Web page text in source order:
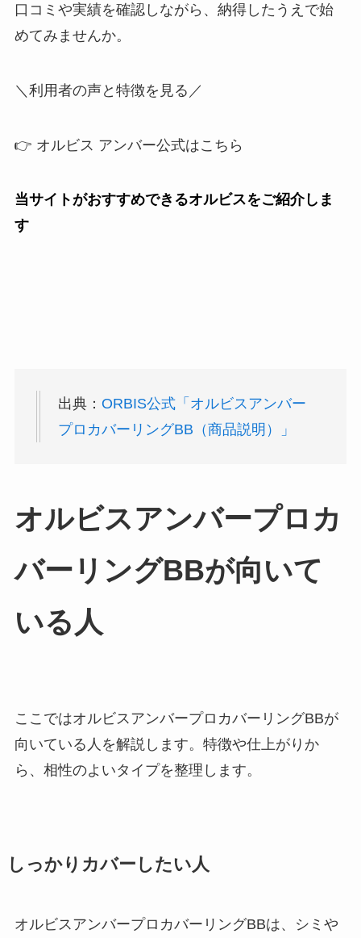
口コミや実績を確認しながら、納得したうえで始
めてみませんか。
＼利用者の声と特徴を見る／
👉 オルビス アンバー公式はこちら
当サイトがおすすめできるオルビスをご紹介しま
す
出典： ORBIS公式「オルビスアンバー
プロカバーリングBB（商品説明）」
オルビスアンバープロカ
バーリングBBが向いて
いる人
ここではオルビスアンバープロカバーリングBBが
向いている人を解説します。特徴や仕上がりか
ら、相性のよいタイプを整理します。
しっかりカバーしたい人
オルビスアンバープロカバーリングBBは、シミや